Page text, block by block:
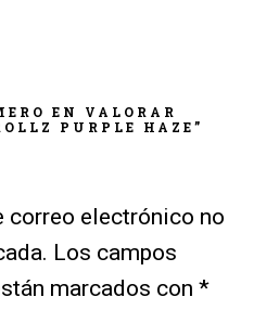
EN VALORAR
PURPLE HAZE”
correo electrónico no
Los campos
marcados con *